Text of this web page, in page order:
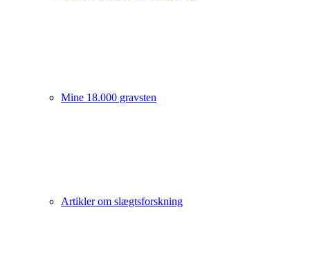
Mine 18.000 gravsten
Artikler om slægtsforskning